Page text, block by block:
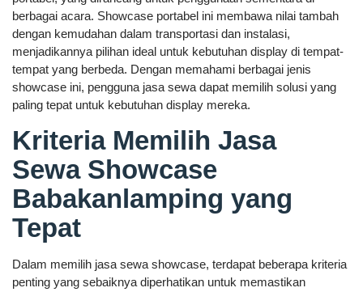
berbagai acara. Showcase portabel ini membawa nilai tambah
dengan kemudahan dalam transportasi dan instalasi,
menjadikannya pilihan ideal untuk kebutuhan display di tempat-
tempat yang berbeda. Dengan memahami berbagai jenis
showcase ini, pengguna jasa sewa dapat memilih solusi yang
paling tepat untuk kebutuhan display mereka.
Kriteria Memilih Jasa
Sewa Showcase
Babakanlamping yang
Tepat
Dalam memilih jasa sewa showcase, terdapat beberapa kriteria
penting yang sebaiknya diperhatikan untuk memastikan